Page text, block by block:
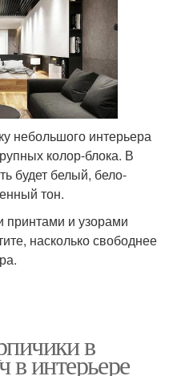
небольшого интерьера
колор-блока. В
будет белый, бело-
тон.
и узорами
насколько свободнее
в
в интерьере